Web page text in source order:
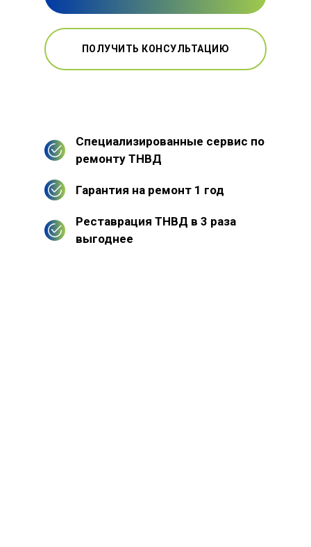
ПОЛУЧИТЬ КОНСУЛЬТАЦИЮ
Специализированные сервис по
ремонту ТНВД
Гарантия на ремонт 1 год
Реставрация ТНВД в 3 раза
выгоднее